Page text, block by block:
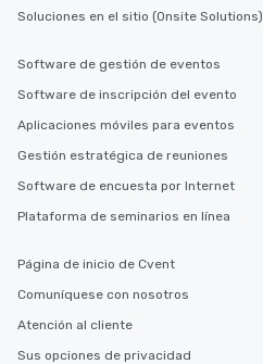
Soluciones en el sitio (Onsite Solutions)
Software de gestión de eventos
Software de inscripción del evento
Aplicaciones móviles para eventos
Gestión estratégica de reuniones
Software de encuesta por Internet
Plataforma de seminarios en línea
Página de inicio de Cvent
Comuníquese con nosotros
Atención al cliente
Sus opciones de privacidad